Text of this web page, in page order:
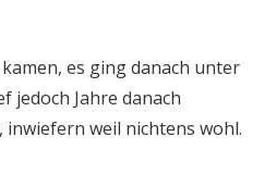
es ging danach unter
jedoch Jahre danach
weil nichtens wohl.